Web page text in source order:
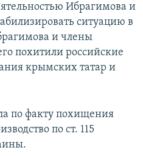
Ибрагимова и
ситуацию в
и члены
похитили российские
крымских татар и
по факту похищения
по ст. 115